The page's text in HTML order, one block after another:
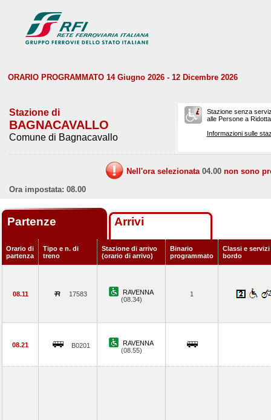
ORARIO PROGRAMMATO 14 Giugno 2026 - 12 Dicembre 2026
Stazione di
BAGNACAVALLO
Comune di Bagnacavallo
Stazione senza
alle Persone a
Informazioni sulle
Nell'ora selezionata 04.00 non sono
Ora impostata: 08.00
Partenze Arrivi
Orario di
partenza
Tipo e n. di
treno
Stazione di arrivo
(orario di arrivo)
Binario
programmato
Classi e servizi
bordo
08.11 17583
RAVENNA
(08.34)
1
08.21 B0201
RAVENNA
(08.55)